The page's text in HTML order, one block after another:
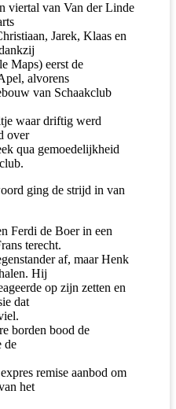
viertal van Van der Linde
Jarek, Klaas en
Maps) eerst de
alvorens
van Schaakclub
waar driftig werd
over
qua gemoedelijkheid
ging de strijd in van
Ferdi de Boer in een
terecht.
af, maar Henk
Hij
op zijn zetten en
dat
borden bood de
de
remise aanbod om
het